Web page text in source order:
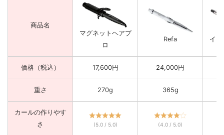
商品名
マグネットヘアプ
ロ
Refa イ
価格（税込） 17,600円 24,000円
重さ 270g 365g
カールの作りやす
さ
(5.0 / 5.0) (4.0 / 5.0)